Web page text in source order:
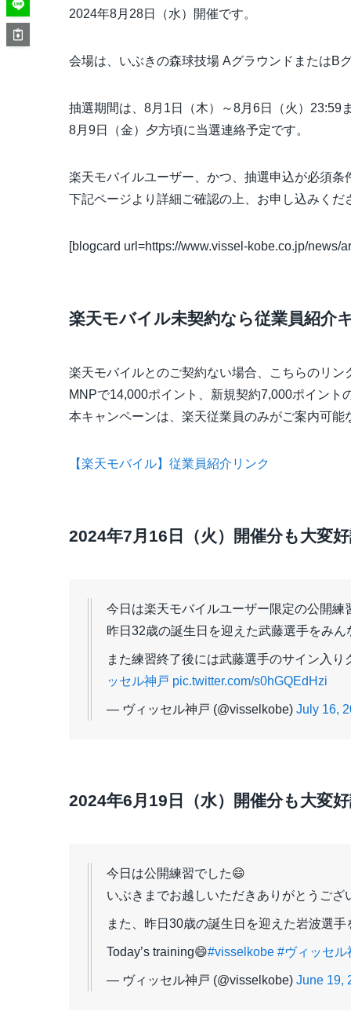
2024年8月28日（水）開催です。
会場は、いぶきの森球技場 AグラウンドまたはB
抽選期間は、 8月1日（木）～8月6日（火）23:59
8月9日（金）夕方頃に当選連絡予定です。
楽天モバイルユーザー、かつ、抽選申込が必須条
下記ページより詳細ご確認の上、お申し込みくだ
[blogcard url=https://www.vissel-kobe.co.jp/news/
楽天モバイル未契約なら従業員紹介
楽天モバイルとのご契約ない場合、こちらのリン
MNPで14,000ポイント、新規契約7,000ポイント
本キャンペーンは、楽天従業員のみがご案内可能
【楽天モバイル】従業員紹介リンク
2024年7月16日（火）開催分も大変
今日は楽天モバイルユーザー限定の公開練
昨日32歳の誕生日を迎えた武藤選手をみ
また練習終了後には武藤選手のサイン入
ッセル神戸 pic.twitter.com/s0hGQEdHzi
— ヴィッセル神戸 (@visselkobe) July 16,
2024年6月19日（水）開催分も大変
今日は公開練習でした😄
いぶきまでお越しいただきありがとうござ
また、昨日30歳の誕生日を迎えた岩波選
Today’s training😄#visselkobe #ヴィッセル
— ヴィッセル神戸 (@visselkobe) June 19,